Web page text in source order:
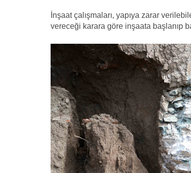
İnşaat çalışmaları, yapıya zarar
vereceği karara göre inşaata başlanıp